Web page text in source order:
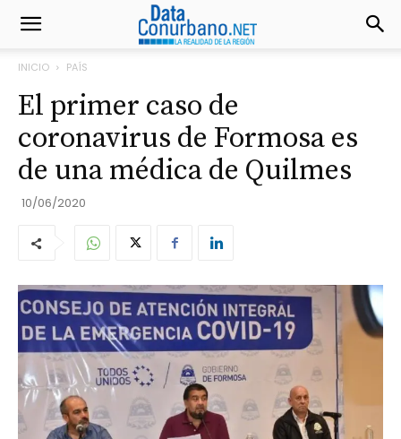
INICIO PAÍS
El primer caso de
coronavirus de Formosa es
de una médica de Quilmes
10/06/2020